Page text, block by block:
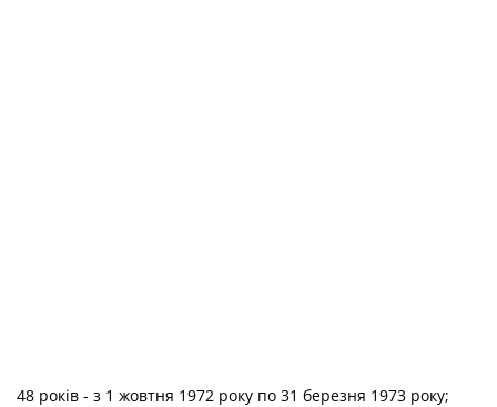
48 років - з 1 жовтня 1972 року по 31 березня 1973 року;